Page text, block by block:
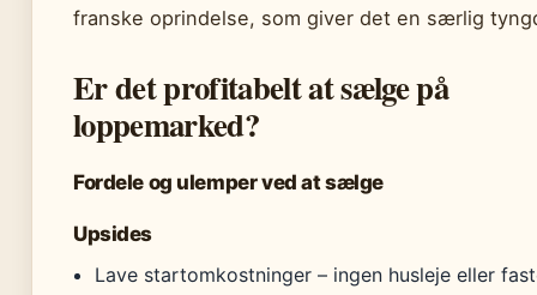
franske oprindelse, som giver det en særlig
Er det profitabelt at sælge på
loppemarked?
Fordele og ulemper ved at sælge
Upsides
Lave startomkostninger – ingen husleje eller